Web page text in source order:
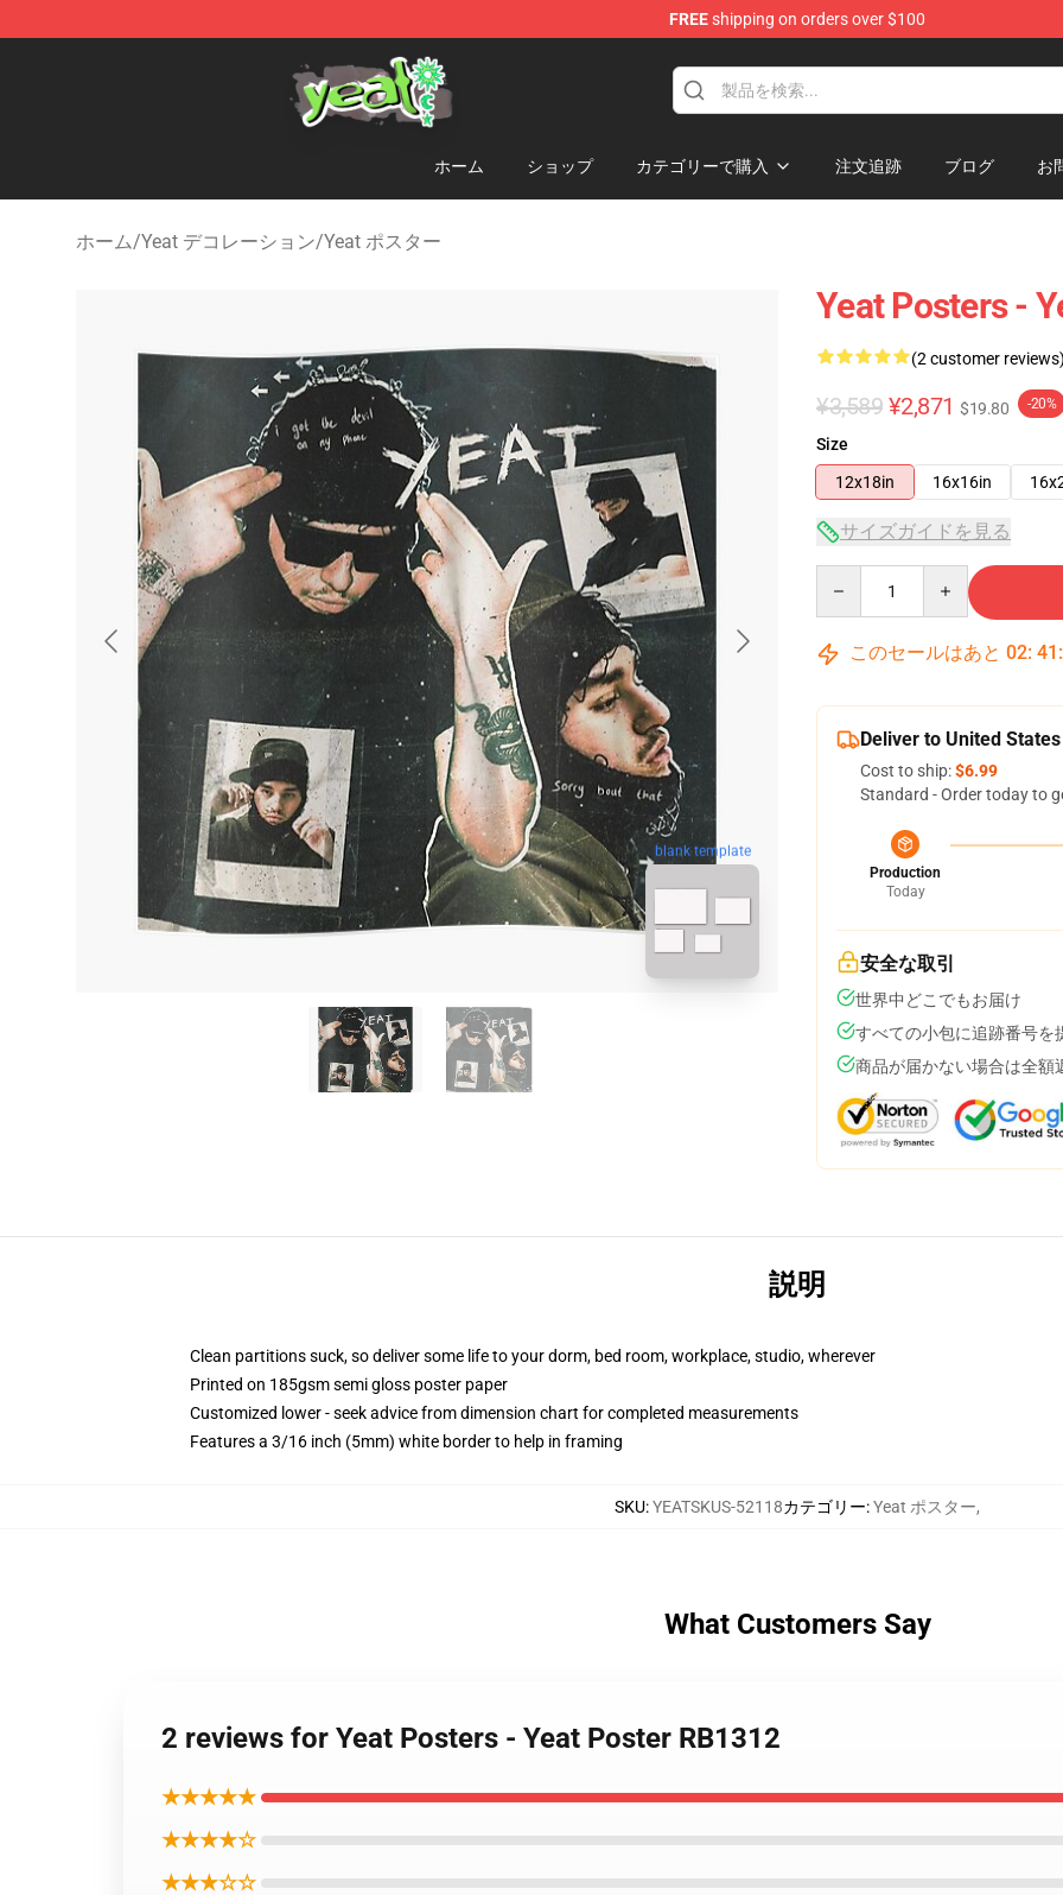
FREEshipping on orders over $100
Yeat Shop - Official Yeat Merchandise Store
ホーム ショップ カテゴリーで購入 注文追跡 ブログ お
ホーム/Yeat デコレーション/Yeat ポスター
blank template
Yeat Posters -
(2 customer
¥3,589 ¥2,871 $19.80 -20%
Size
12x18in
16x16in
サイズガイドを見る
このセールはあと 02: 41
Deliver to United States
Cost to ship:$6.99
Standard - Order today to
Production
Today
安全な取引
世界中どこでもお届け
すべての小包に追跡番号を
商品が届かない場合は全額
説明
Clean partitions suck, so deliver some life to your dorm, bed room, workplace, studio, wherever
Printed on 185gsm semi gloss poster paper
Customized lower - seek advice from dimension chart for completed measurements
Features a 3/16 inch (5mm) white border to help in framing
SKU:YEATSKUS-52118カテゴリー:Yeat ポスター,
What Customers Say
2 reviews for Yeat Posters - Yeat Poster RB1312
★★★★★
★★★★☆
★★★☆☆